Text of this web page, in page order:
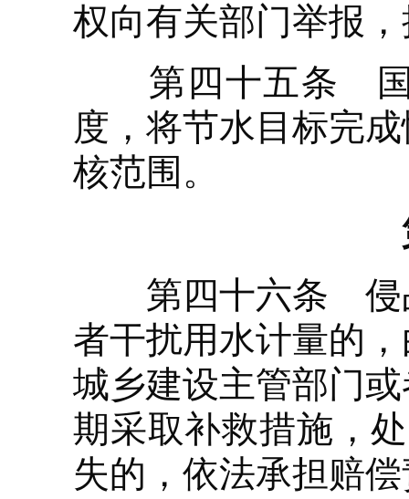
权向有关部门举报
第四十五条 国
度，将节水目标完
核范围。
第四十六条 侵占
者干扰用水计量的
城乡建设主管部门
期采取补救措施，
失的，依法承担赔